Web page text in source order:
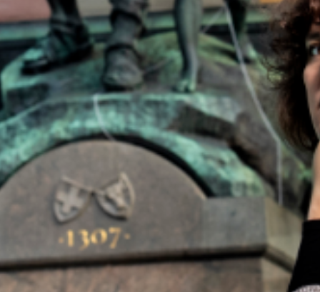
dini Neigig“. Sie portraitieren drei
begeisterte Wettkämpferinnen: Die
Hobbyhorserin Philippa Freiberger, die
Kunstbluterin Veronika Roth und die
Ellböglerin Ruth Bonsack. Sie alle erzählen
vom harten Weg zum sportlichen Erfolg
und zum privaten Glück.
Hiergeht es zur Abschlussfolge.
00:00 03:22